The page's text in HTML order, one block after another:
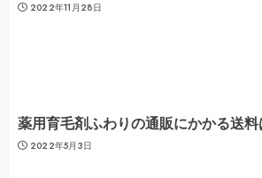
2022年11月28日
薬用育毛剤ふわりの通販にかかる送料
2022年5月3日